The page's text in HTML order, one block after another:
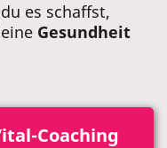
es schaffst,
Gesundheit
Coaching